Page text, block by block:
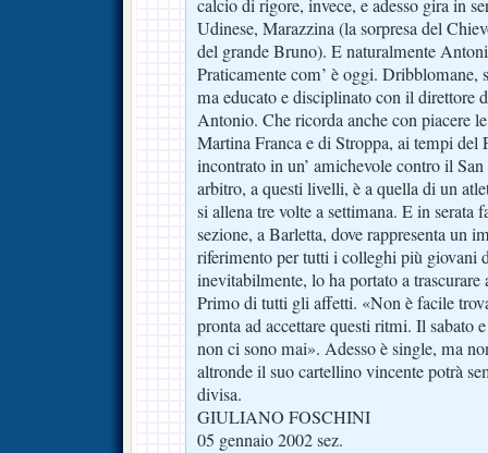
calcio di rigore, invece, e adesso gira in
Udinese, Marazzina (la sorpresa del
del grande Bruno). E naturalmente
Praticamente com’ è oggi. Dribblomane,
ma educato e disciplinato con il direttore
Antonio. Che ricorda anche con piacere
Martina Franca e di Stroppa, ai tempi del
incontrato in un’ amichevole contro il
arbitro, a questi livelli, è a quella di un
si allena tre volte a settimana. E in serata
sezione, a Barletta, dove rappresenta un
riferimento per tutti i colleghi più giovani
inevitabilmente, lo ha portato a
Primo di tutti gli affetti. «Non è facile
pronta ad accettare questi ritmi. Il sabato
non ci sono mai». Adesso è single, ma
altronde il suo cartellino vincente potrà
divisa.
GIULIANO FOSCHINI
05 gennaio 2002 sez.